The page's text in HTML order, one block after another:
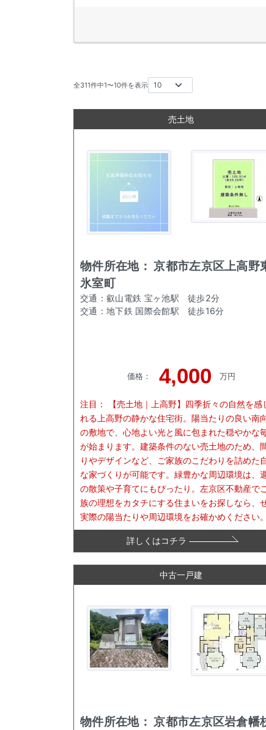
全311件中1〜10件を表示
売土地
物件所在地：京都市左京区上高野
氷室町
交通： 叡山電鉄 宝ヶ池駅 徒歩2分
交通： 地下鉄 国際会館駅 徒歩16分
価格： 4,000 万円
注目：
【売土地｜上高野】四季折々の自然を感
れる上高野の静かな住宅街。陽当たりの良い南
の敷地で、心地よい光と風に包まれた穏やかな
が始まります。建築条件のない売土地のため、
りやデザインなど、ご家族のこだわりを詰めた
な家づくりが可能です。緑豊かな周辺環境は、
の散策や子育てにもぴったり。左京区不動産で
族の理想をカタチにする住まいをお探しなら、
実際の陽当たりや周辺環境をお確かめください。
詳しくはコチラ
中古一戸建
物件所在地：京都市左京区岩倉幡